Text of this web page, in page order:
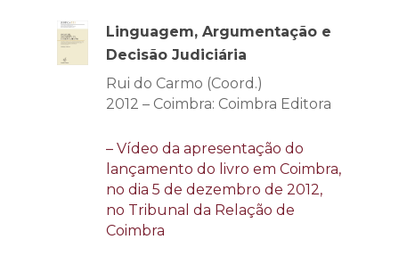
Linguagem, Argumentação e
Decisão Judiciária
Rui do Carmo (Coord.)
2012 – Coimbra: Coimbra Editora
– Vídeo da apresentação do
lançamento do livro em Coimbra,
no dia 5 de dezembro de 2012,
no Tribunal da Relação de
Coimbra